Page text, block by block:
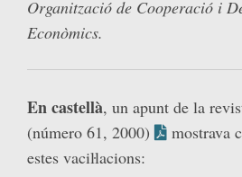
Organització de Cooperació i
Econòmics.
En castellà, un apunt de la
(número 61, 2000)
mostrava
estes vaciŀlacions: